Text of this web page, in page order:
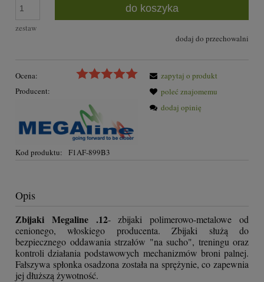
zestaw
do koszyka
dodaj do przechowalni
Ocena:
Producent:
Kod produktu: F1AF-899B3
zapytaj o produkt
poleć znajomemu
dodaj opinię
Opis
Zbijaki Megaline .12- zbijaki polimerowo-metalowe od
cenionego, włoskiego producenta. Zbijaki służą do
bezpiecznego oddawania strzałów "na sucho", treningu oraz
kontroli działania podstawowych mechanizmów broni palnej.
Fałszywa spłonka osadzona została na sprężynie, co zapewnia
jej dłuższą żywotność.